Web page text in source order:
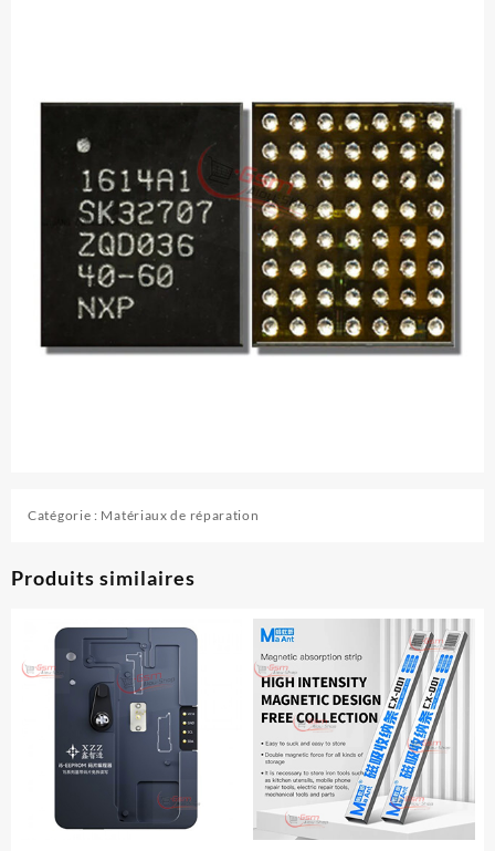
Catégorie : Matériaux de réparation
Produits similaires